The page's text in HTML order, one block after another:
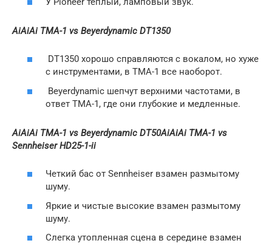
AiAiAi TMA-1 vs Beyerdynamic DT1350
DT1350 хорошо справляются с вокалом, но хуже
с инструментами, в TMA-1 все наоборот.
Beyerdynamic шепчут верхними частотами, в
ответ TMA-1, где они глубокие и медленные.
AiAiAi TMA-1 vs Beyerdynamic DT50AiAiAi TMA-1 vs
Sennheiser HD25-1-ii
Четкий бас от Sennheiser взамен размытому
шуму.
Яркие и чистые высокие взамен размытому
шуму.
Слегка утопленная сцена в середине взамен